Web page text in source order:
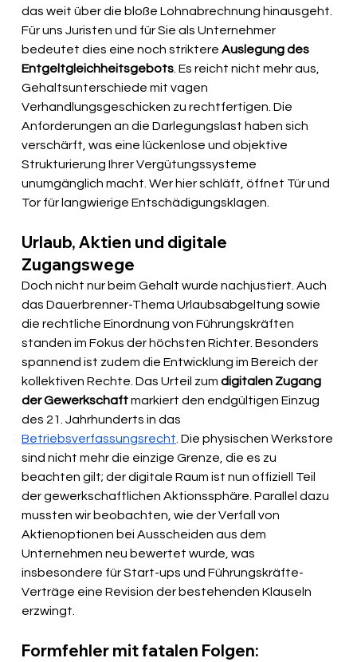
das weit über die bloße Lohnabrechnung hinausgeht.
Für uns Juristen und für Sie als Unternehmer
bedeutet dies eine noch striktere Auslegung des
Entgeltgleichheitsgebots . Es reicht nicht mehr aus,
Gehaltsunterschiede mit vagen
Verhandlungsgeschicken zu rechtfertigen. Die
Anforderungen an die Darlegungslast haben sich
verschärft, was eine lückenlose und objektive
Strukturierung Ihrer Vergütungssysteme
unumgänglich macht. Wer hier schläft, öffnet Tür und
Tor für langwierige Entschädigungsklagen.
Urlaub, Aktien und digitale
Zugangswege
Doch nicht nur beim Gehalt wurde nachjustiert. Auch
das Dauerbrenner-Thema Urlaubsabgeltung sowie
die rechtliche Einordnung von Führungskräften
standen im Fokus der höchsten Richter. Besonders
spannend ist zudem die Entwicklung im Bereich der
kollektiven Rechte. Das Urteil zum digitalen Zugang
der Gewerkschaft markiert den endgültigen Einzug
des 21. Jahrhunderts in das
Betriebsverfassungsrecht . Die physischen Werkstore
sind nicht mehr die einzige Grenze, die es zu
beachten gilt; der digitale Raum ist nun offiziell Teil
der gewerkschaftlichen Aktionssphäre. Parallel dazu
mussten wir beobachten, wie der Verfall von
Aktienoptionen bei Ausscheiden aus dem
Unternehmen neu bewertet wurde, was
insbesondere für Start-ups und Führungskräfte-
Verträge eine Revision der bestehenden Klauseln
erzwingt.
Formfehler mit fatalen Folgen: